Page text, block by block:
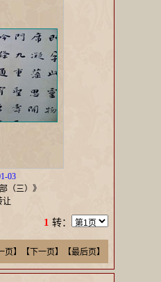
03
（三）》
让
1 转：
】 【下一页】【最后页】